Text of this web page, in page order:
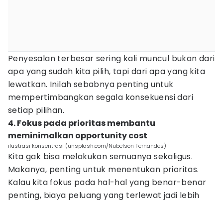
Penyesalan terbesar sering kali muncul bukan dari
apa yang sudah kita pilih, tapi dari apa yang kita
lewatkan. Inilah sebabnya penting untuk
mempertimbangkan segala konsekuensi dari
setiap pilihan.
4. Fokus pada prioritas membantu
meminimalkan opportunity cost
ilustrasi konsentrasi (unsplash.com/Nubelson Fernandes)
Kita gak bisa melakukan semuanya sekaligus.
Makanya, penting untuk menentukan prioritas.
Kalau kita fokus pada hal-hal yang benar-benar
penting, biaya peluang yang terlewat jadi lebih